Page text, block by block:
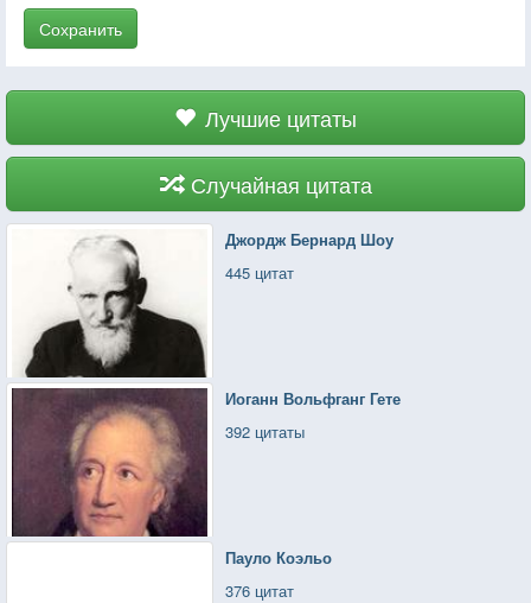
Сохранить
Лучшие цитаты
Случайная цитата
Джордж Бернард Шоу
445 цитат
Иоганн Вольфганг Гете
392 цитаты
Пауло Коэльо
376 цитат